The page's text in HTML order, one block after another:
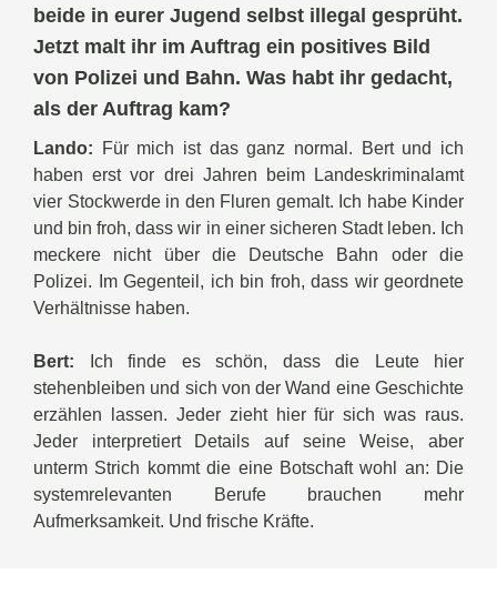
beide in eurer Jugend selbst illegal gesprüht.
Jetzt malt ihr im Auftrag ein positives Bild
von Polizei und Bahn. Was habt ihr gedacht,
als der Auftrag kam?
Lando: Für mich ist das ganz normal. Bert und ich
haben erst vor drei Jahren beim Landeskriminalamt
vier Stockwerde in den Fluren gemalt. Ich habe Kinder
und bin froh, dass wir in einer sicheren Stadt leben. Ich
meckere nicht über die Deutsche Bahn oder die
Polizei. Im Gegenteil, ich bin froh, dass wir geordnete
Verhältnisse haben.
Bert: Ich finde es schön, dass die Leute hier
stehenbleiben und sich von der Wand eine Geschichte
erzählen lassen. Jeder zieht hier für sich was raus.
Jeder interpretiert Details auf seine Weise, aber
unterm Strich kommt die eine Botschaft wohl an: Die
systemrelevanten Berufe brauchen mehr
Aufmerksamkeit. Und frische Kräfte.